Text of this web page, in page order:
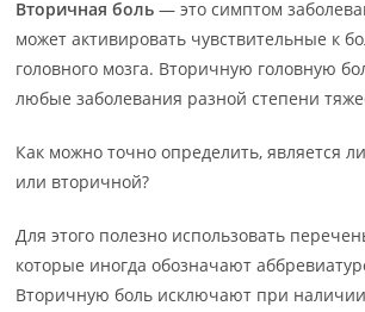
Вторичная боль — это симптом
может активировать чувствительные к
головного мозга. Вторичную головную
любые заболевания разной степени
Как можно точно определить, является
или вторичной?
Для этого полезно использовать
которые иногда обозначают
Вторичную боль исключают при